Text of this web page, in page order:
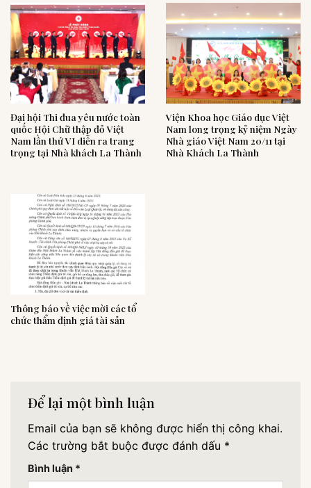
Đại hội Thi đua yêu nước toàn
quốc Hội Chữ thập đỏ Việt
Nam lần thứ VI diễn ra trang
trọng tại Nhà khách La Thành
Viện Khoa học Giáo dục Việt
Nam long trọng kỷ niệm Ngày
Nhà giáo Việt Nam 20/11 tại
Nhà Khách La Thành
Thông báo về việc mời các tổ
chức thẩm định giá tài sản
Để lại một bình luận
Email của bạn sẽ không được hiển thị công khai.
Các trường bắt buộc được đánh dấu *
Bình luận *